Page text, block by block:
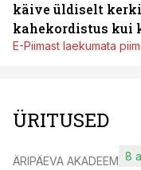
käive üldiselt
kahekordistus kui
E-Piimast laekumata
ÜRITUSED
ÄRIPÄEVA AKADEEMIA8